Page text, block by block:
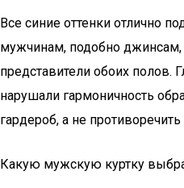
Все синие оттенки отлично
мужчинам, подобно
представители обоих полов.
нарушали гармоничность
гардероб, а не
Какую мужскую куртку